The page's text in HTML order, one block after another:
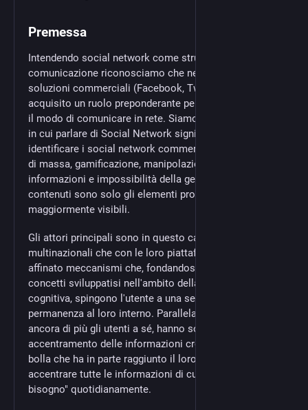
Premessa
Intendendo social network come strumento di
comunicazione riconosciamo che negli ultimi anni le
soluzioni commerciali (Facebook, Twitter ecc) hanno
acquisito un ruolo preponderante per quanto riguarda
il modo di comunicare in rete. Siamo nella situazione
in cui parlare di Social Network significa solo
identificare i social network commerciali. Profilazione
di massa, gamificazione, manipolazione delle
informazioni e impossibilità della gestione dei propri
contenuti sono solo gli elementi problematici
maggiormente visibili.
Gli attori principali sono in questo campo solo
multinazionali che con le loro piattaforme hanno
affinato meccanismi che, fondandosi su alcuni
concetti sviluppatisi nell'ambito della psicologia
cognitiva, spingono l'utente a una sempre maggiore
permanenza al loro interno. Parallelamente, per legare
ancora di più gli utenti a sé, hanno sollecitato un
accentramento delle informazioni creando una sorta di
bolla che ha in parte raggiunto il loro obiettivo di
accentrare tutte le informazioni di cui un utente "ha
bisogno" quotidianamente.